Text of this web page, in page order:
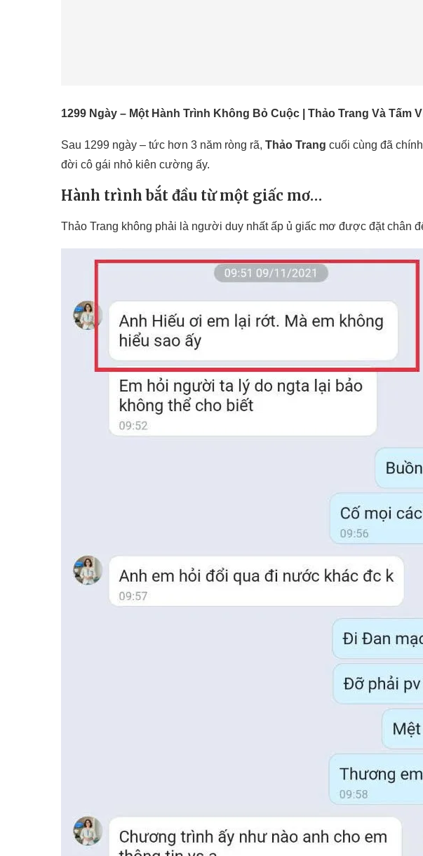
1299 Ngày – Một Hành Trình Không Bỏ Cuộc | Thảo Trang Và Tấm
Sau 1299 ngày – tức hơn 3 năm ròng rã, Thảo Trang cuối cùng đã
đời cô gái nhỏ kiên cường ấy.
Hành trình bắt đầu từ một giấc mơ…
Thảo Trang không phải là người duy nhất ấp ủ giấc mơ được đặt chân